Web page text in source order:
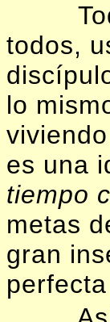
todos,
lo
es una
tiempo
metas
gran